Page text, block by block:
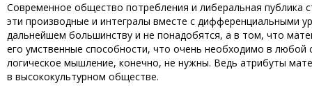
Современное общество потребления и либеральная
эти производные и интегралы вместе с дифференциальными
дальнейшем большинству и не понадобятся, а в том, что
его умственные способности, что очень необходимо в
логическое мышление, конечно, не нужны. Ведь атрибуты
в высококультурном обществе.